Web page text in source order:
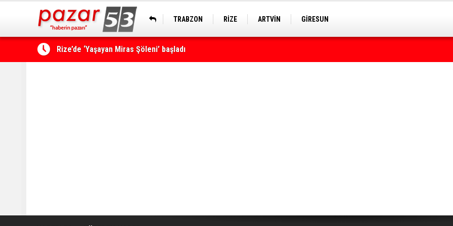
TRABZON RİZE ARTVİN GİRESUN
Rize’de ‘Yaşayan Miras Şöleni’ başladı
Çamlıhemşin'de kayıp vatandaş 600 metrelik uçurumda bulundu